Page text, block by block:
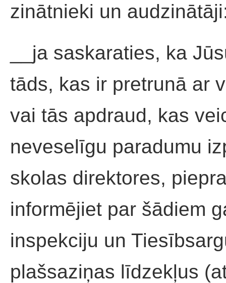
zinātnieki un
__ja saskaraties, ka
tāds, kas ir pretrunā ar
vai tās apdraud, kas
neveselīgu paradumu
skolas direktores,
informējiet par šādiem
inspekciju un
plašsaziņas līdzekļus